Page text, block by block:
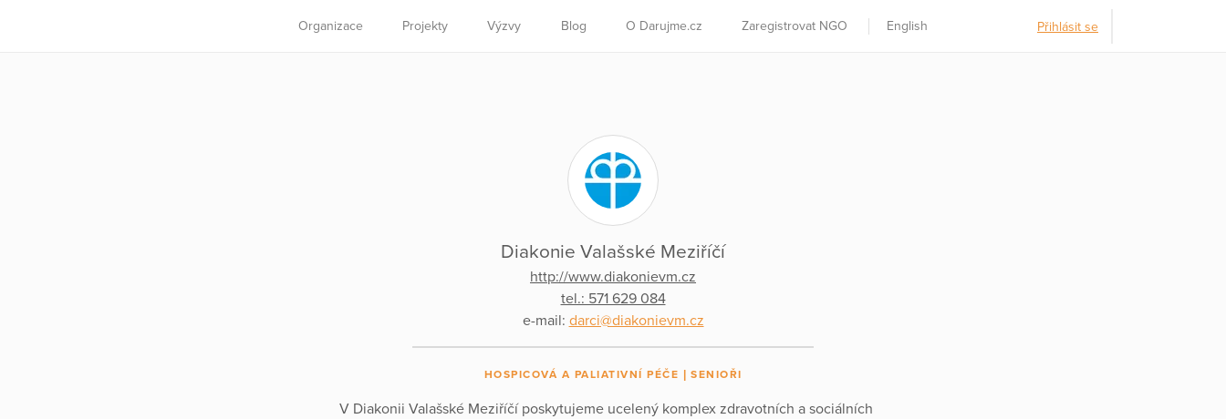
Organizace Projekty Výzvy Blog O Darujme.cz Zaregistrovat NGO English Přihlásit se
Diakonie Valašské Meziříčí
http://www.diakonievm.cz
tel.: 571 629 084
e-mail: darci@diakonievm.cz
HOSPICOVÁ A PALIATIVNÍ PÉČE SENIOŘI
V Diakonii Valašské Meziříčí poskytujeme ucelený komplex zdravotních a sociálních